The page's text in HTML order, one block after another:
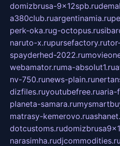
domizbrusa-9x12spb.ru
a380club.ruargentinamia.ru
perk-oka.rug-octopus.ru
naruto-x.rupursefactory.ru
spayderhed-2022.ru
webamator.ruma-absolut1.ru
nv-750.runews-plain.ru
dizfiles.ruyoutubefree.ruaria-
planeta-samara.ru
matrasy-kemerovo.ru
dotcustoms.ru
narasimha.rudjcommodities.ru